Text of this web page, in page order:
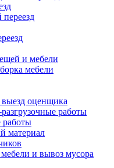
и мебели
мебели
оценщика
работы
работы
материал
и вывоз мусора